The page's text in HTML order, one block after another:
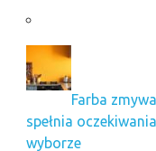
Farba
spełnia
wyborze